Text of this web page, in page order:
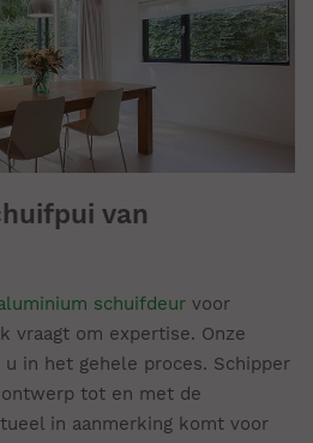
van
schuifdeur voor
vraagt om expertise. Onze
in het gehele proces. Schipper
tot en met de
in aanmerking komt voor